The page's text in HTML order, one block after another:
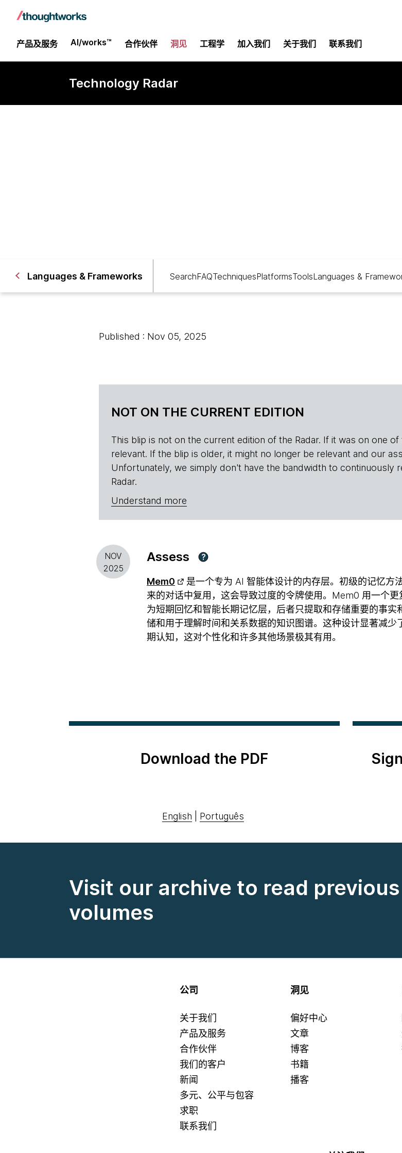
产品及服务 AI/works™ 合作伙伴 洞见 工程学 加入我们 关于我们 联系我们
Technology Radar
Languages & Frameworks SearchFAQTechniquesPlatformsToolsLanguages &
Published : Nov 05, 2025
NOT ON THE CURRENT EDITION
This blip is not on the current edition of the Radar. If it was on one
relevant. If the blip is older, it might no longer be relevant and our
Unfortunately, we simply don't have the bandwidth to continuously
Radar.
Understand more
NOV
2025
Assess ?
Mem0
是一个专为 AI 智能体设计的内存层。初级的记忆方
来的对话中复用，这会导致过度的令牌使用。Mem0 用一个
为短期回忆和智能长期记忆层，后者只提取和存储重要的事
储和用于理解时间和关系数据的知识图谱。这种设计显著减
期认知，这对个性化和许多其他场景极其有用。
Download the PDF
English Português
Visit our archive to read previous
volumes
公司
关于我们
产品及服务
合作伙伴
我们的客户
新闻
多元、公平与包容
求职
联系我们
洞见
偏好中心
文章
博客
书籍
播客